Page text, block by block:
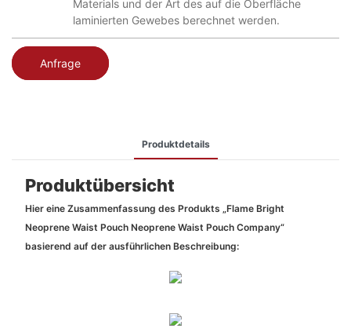
Materials und der Art des auf die Oberfläche
laminierten Gewebes berechnet werden.
Anfrage
Produktdetails
Produktübersicht
Hier eine Zusammenfassung des Produkts „Flame Bright
Neoprene Waist Pouch Neoprene Waist Pouch Company“
basierend auf der ausführlichen Beschreibung: